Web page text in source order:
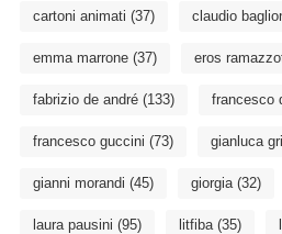
cartoni animati (37) claudio
emma marrone(37) eros
fabrizio de andré(133) francesco
francesco guccini (73) gianluca
gianni morandi (45) giorgia(32)
laura pausini (95) litfiba(35)